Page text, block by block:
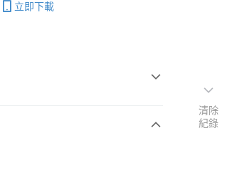
立即下載
清除
紀錄